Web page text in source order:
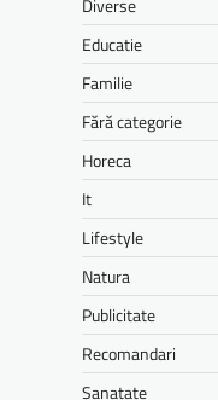
Diverse
Educatie
Familie
Fără categorie
Horeca
It
Lifestyle
Natura
Publicitate
Recomandari
Sanatate